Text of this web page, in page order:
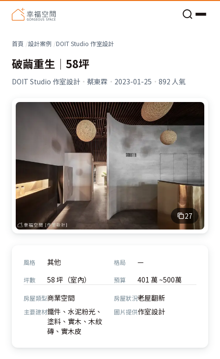
首頁 設計案例 DOIT Studio 作室設計
破繭重生│58坪
DOIT Studio 作室設計 · 蔡東霖 · 2023-01-25 · 892 人氣
27
風格 其他 格局 —
坪數 58 坪（室內） 預算 401 萬 ~500萬
房屋類型商業空間 房屋狀況老屋翻新
主要建材鐵件、水泥粉光、
塗料、實木、木紋
磚、實木皮
圖片提供作室設計